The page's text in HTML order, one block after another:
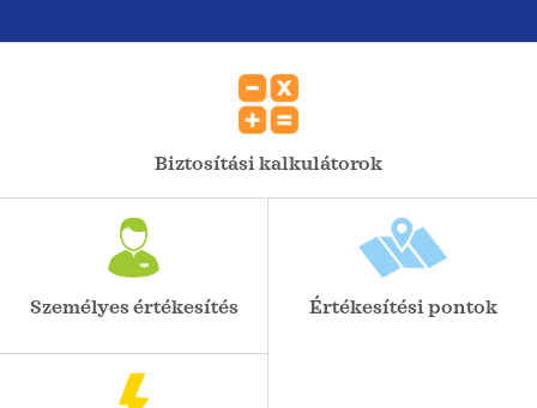
Biztosítási kalkulátorok
Személyes értékesítés Értékesítési pontok